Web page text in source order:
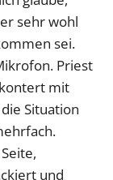
sehr wohl
sei.
Priest
mit
Situation
und